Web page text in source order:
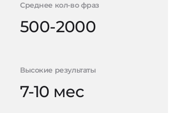
Среднее кол-во фраз
500-2000
Высокие результаты
7-10 мес